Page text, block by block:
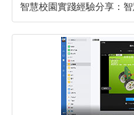
智慧校園實踐經驗分享：